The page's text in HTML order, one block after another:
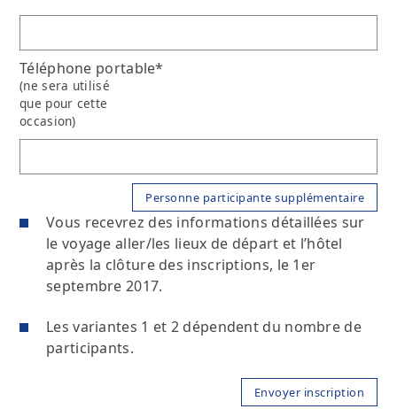
Téléphone portable*
(ne sera utilisé
que pour cette
occasion)
Vous recevrez des informations détaillées sur
le voyage aller/les lieux de départ et l’hôtel
après la clôture des inscriptions, le 1er
septembre 2017.
Les variantes 1 et 2 dépendent du nombre de
participants.